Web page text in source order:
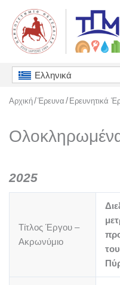
περιεχόμενο
Ελληνικά
Αρχική Έρευνα Ερευνητικά
2025
Τίτλος Έργου –
Ακρωνύμιο